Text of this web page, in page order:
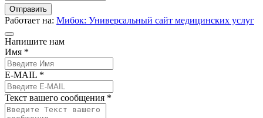
Отправить
Работает на: Мибок: Универсальный сайт медицинских услуг
Напишите нам
Имя *
E-MAIL *
Текст вашего сообщения *